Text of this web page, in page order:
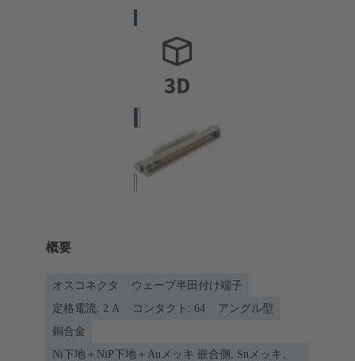
概要
オスコネクタ
ウェーブ半田付け端子
定格電流: ‌2 A
コンタクト: 64
アングル型
銅合金
Ni下地＋NiP下地＋Auメッキ 嵌合側, Snメッキ、